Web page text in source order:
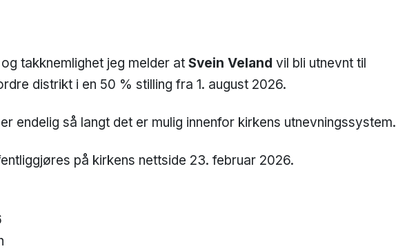
takknemlighet jeg melder at Svein Veland vil bli utnevnt til
distrikt i en 50 % stilling fra 1. august 2026.
endelig så langt det er mulig innenfor kirkens utnevningssystem.
på kirkens nettside 23. februar 2026.